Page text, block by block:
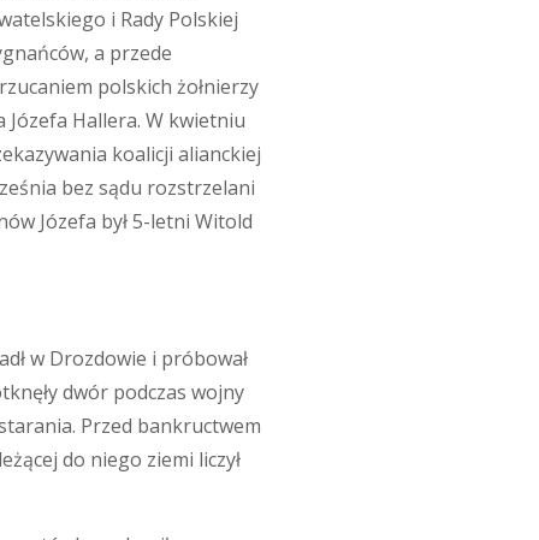
i Rady Polskiej
a przede
polskich żołnierzy
Hallera. W kwietniu
koalicji alianckiej
bez sądu rozstrzelani
Józefa był 5-letni Witold
w Drozdowie i próbował
dwór podczas wojny
Przed bankructwem
do niego ziemi liczył